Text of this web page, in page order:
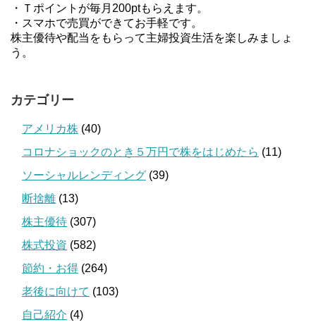
・Ｔポイントが毎月200ptもらえます。
・スマホで売買ができてお手軽です。
株主優待や配当をもらって主婦投資生活を楽しみましょ
う。
カテゴリー
アメリカ株 (40)
コロナショックのとき５万円で株をはじめたら (11)
ソーシャルレンディング (39)
断捨離 (13)
株主優待 (307)
株式投資 (582)
節約・お得 (264)
老後に向けて (103)
自己紹介 (4)